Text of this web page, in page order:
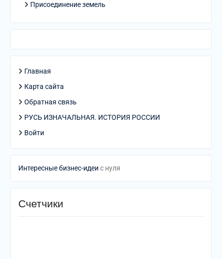
Присоединение земель
Главная
Карта сайта
Обратная связь
РУСЬ ИЗНАЧАЛЬНАЯ. ИСТОРИЯ РОССИИ
Войти
Интересные бизнес-идеи с нуля
Счетчики